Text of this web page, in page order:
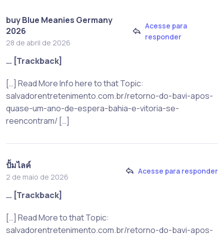
buy Blue Meanies Germany
2026
28 de abril de 2026
Acesse para
responder
… [Trackback]
[…] Read More Info here to that Topic:
salvadorentretenimento.com.br/retorno-do-bavi-apos-
quase-um-ano-de-espera-bahia-e-vitoria-se-
reencontram/ […]
ปั้มไลค์
2 de maio de 2026
Acesse para responder
… [Trackback]
[…] Read More to that Topic:
salvadorentretenimento.com.br/retorno-do-bavi-apos-